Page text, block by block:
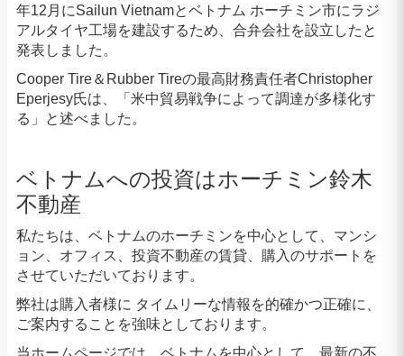
年12月にSailun Vietnamとベトナム ホーチミン市にラジ
アルタイヤ工場を建設するため、合弁会社を設立したと
発表しました。
Cooper Tire＆Rubber Tireの最高財務責任者Christopher
Eperjesy氏は、「米中貿易戦争によって調達が多様化す
る」と述べました。
ベトナムへの投資はホーチミン鈴木
不動産
私たちは、ベトナムのホーチミンを中心として、マンシ
ョン、オフィス、投資不動産の賃貸、購入のサポートを
させていただいております。
弊社は購入者様に タイムリーな情報を的確かつ正確に、
ご案内することを強味としております。